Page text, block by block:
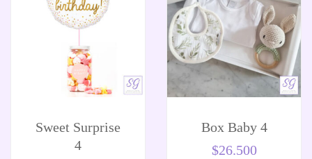
Sweet Surprise
4
Box Baby 4
$26.500